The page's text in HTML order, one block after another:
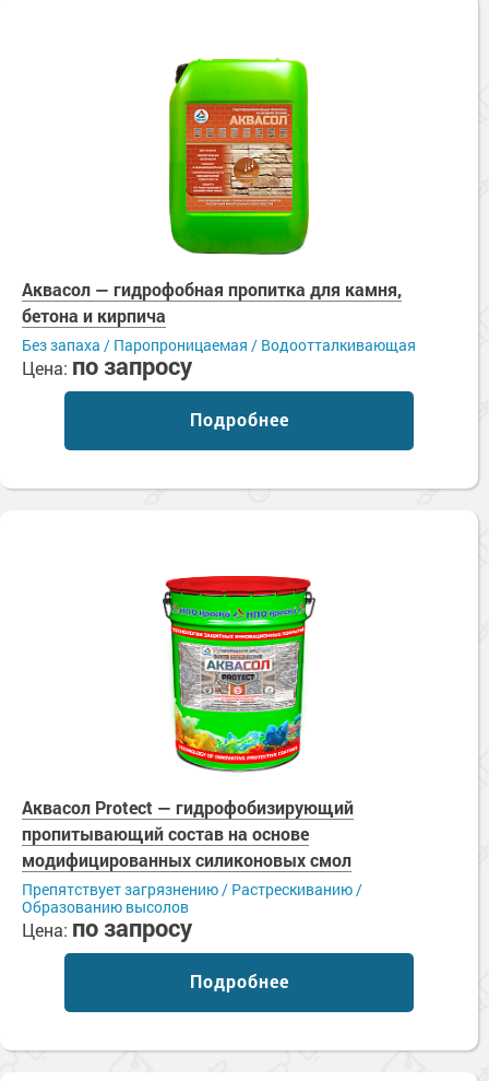
Аквасол — гидрофобная пропитка для камня,
бетона и кирпича
Без запаха / Паропроницаемая / Водоотталкивающая
Цена: по запросу
Подробнее
Аквасол Protect — гидрофобизирующий
пропитывающий состав на основе
модифицированных силиконовых смол
Препятствует загрязнению / Растрескиванию /
Образованию высолов
Цена: по запросу
Подробнее